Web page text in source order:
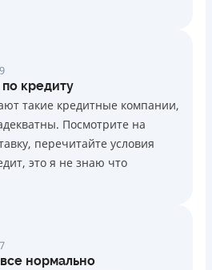
кредиту
такие кредитные компании,
Посмотрите на
перечитайте условия
это я не знаю что
нормально